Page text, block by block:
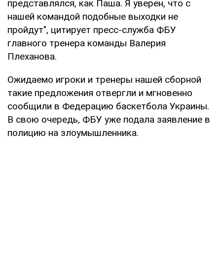
представлялся, как Паша. Я уверен, что с
нашей командой подобные выходки не
пройдут", цитирует пресс-служба ФБУ
главного тренера команды Валерия
Плеханова.
Ожидаемо игроки и тренеры нашей сборной
такие предложения отвергли и мгновенно
сообщили в Федерацию баскетбола Украины.
В свою очередь, ФБУ уже подала заявление в
полицию на злоумышленника.